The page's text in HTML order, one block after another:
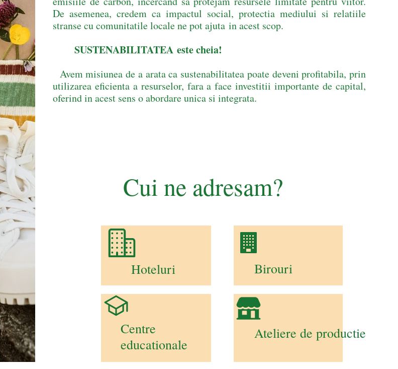
De asemenea, credem ca impactul social, protectia mediului si relatiile
stranse cu comunitatile locale ne pot ajuta in acest scop.
SUSTENABILITATEA este cheia!
Avem misiunea de a arata ca sustenabilitatea poate deveni profitabila, prin
utilizarea eficienta a resurselor, fara a face investitii importante de capital,
oferind in acest sens o abordare unica si integrata.
Ateliere de productie
Cui ne adresam?
Hoteluri Birouri
Centre
educationale